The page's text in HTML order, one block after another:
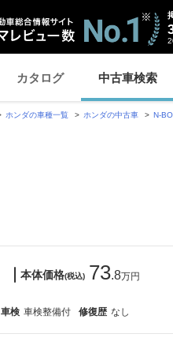
カタログ 中古車検索
ホンダの車種一覧 ホンダの中古車 N-
本体価格(税込) 73.8万円
車検 車検整備付 修復歴 なし